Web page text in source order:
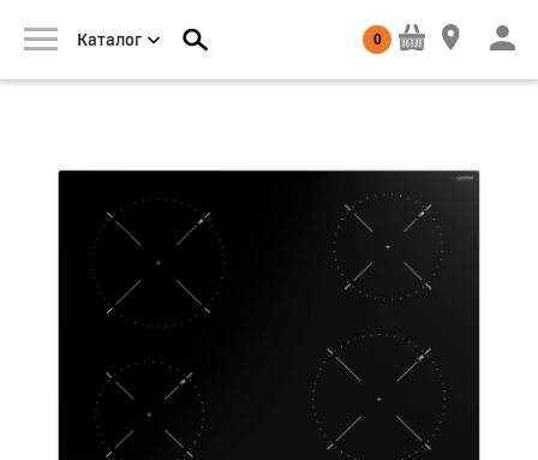
Каталог 0